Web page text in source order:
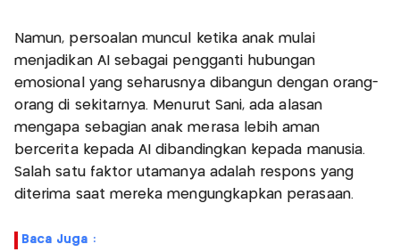
Namun, persoalan muncul ketika anak mulai
menjadikan AI sebagai pengganti hubungan
emosional yang seharusnya dibangun dengan orang-
orang di sekitarnya. Menurut Sani, ada alasan
mengapa sebagian anak merasa lebih aman
bercerita kepada AI dibandingkan kepada manusia.
Salah satu faktor utamanya adalah respons yang
diterima saat mereka mengungkapkan perasaan.
Baca Juga :